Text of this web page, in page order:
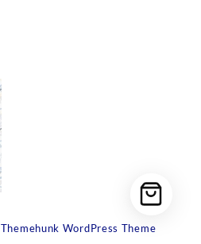
Themehunk WordPress Theme